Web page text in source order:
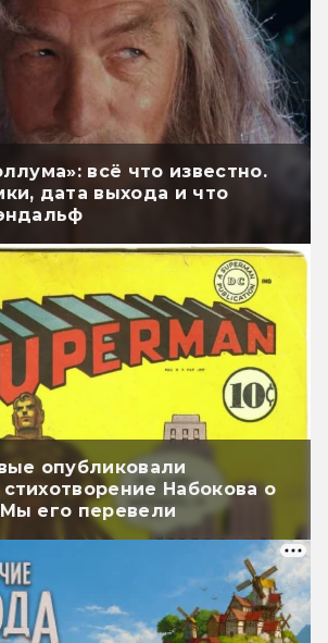
всё что известно.
дата выхода и что
опубликовали
Набокова о
его перевели